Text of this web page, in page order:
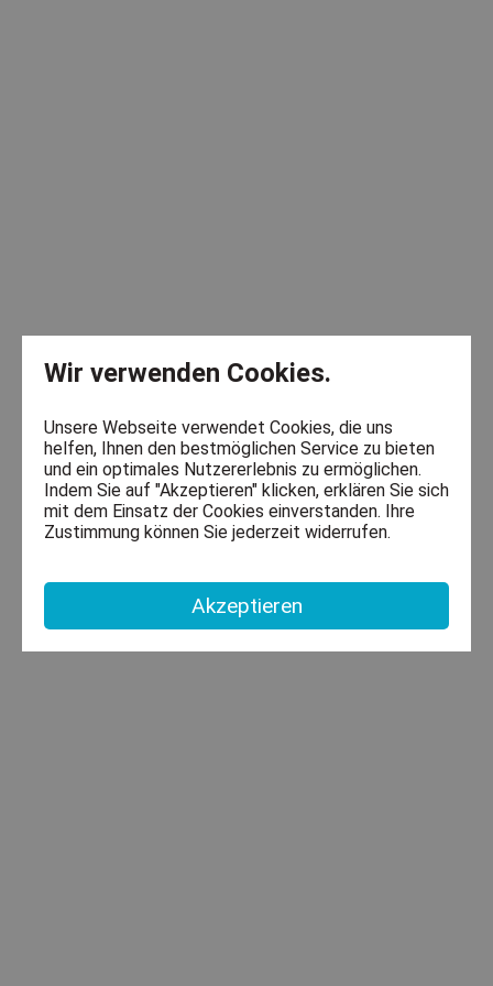
Wir verwenden Cookies.
Unsere Webseite verwendet Cookies, die uns
helfen, Ihnen den bestmöglichen Service zu bieten
und ein optimales Nutzererlebnis zu ermöglichen.
Indem Sie auf "Akzeptieren" klicken, erklären Sie sich
mit dem Einsatz der Cookies einverstanden. Ihre
Zustimmung können Sie jederzeit widerrufen.
Akzeptieren